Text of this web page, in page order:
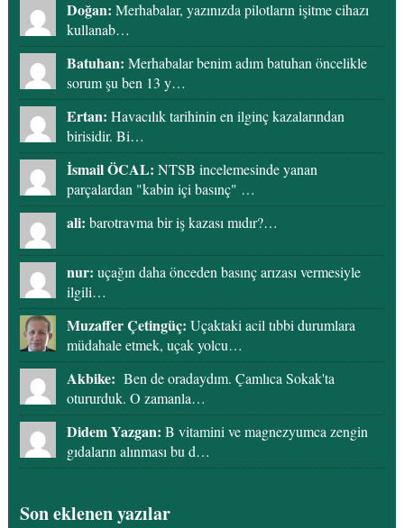
Doğan: Merhabalar, yazınızda pilotların işitme cihazı
kullanab…
Batuhan: Merhabalar benim adım batuhan öncelikle
sorum şu ben 13 y…
Ertan: Havacılık tarihinin en ilginç kazalarından
birisidir. Bi…
İsmail ÖCAL: NTSB incelemesinde yanan
parçalardan "kabin içi basınç" …
ali: barotravma bir iş kazası mıdır?…
nur: uçağın daha önceden basınç arızası vermesiyle
ilgili…
Muzaffer Çetingüç: Uçaktaki acil tıbbi durumlara
müdahale etmek, uçak yolcu…
Akbike: Ben de oradaydım. Çamlıca Sokak'ta
otururduk. O zamanla…
Didem Yazgan: B vitamini ve magnezyumca zengin
gıdaların alınması bu d…
Son eklenen yazılar